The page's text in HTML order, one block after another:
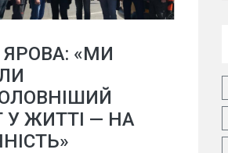
«МИ
У ЖИТТІ — НА